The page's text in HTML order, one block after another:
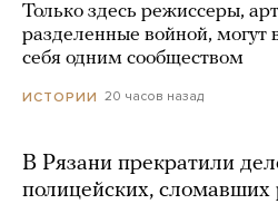
Только здесь режиссеры,
разделенные войной, могут
себя одним сообществом
ИСТОРИИ 20 часов назад
В Рязани прекратили
полицейских, сломавших